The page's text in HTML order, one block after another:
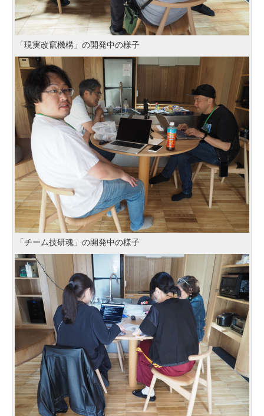
「現実改竄機構」の開発中の様子
「チーム技研魂」の開発中の様子